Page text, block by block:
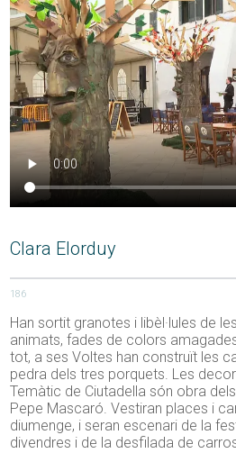
Clara Elorduy
186
Han sortit granotes i libèl·lules de
animats, fades de colors
tot, a ses Voltes han construït les
pedra dels tres porquets. Les
Temàtic de Ciutadella són obra
Pepe Mascaró. Vestiran places i
diumenge, i seran escenari de la
divendres i de la desfilada de